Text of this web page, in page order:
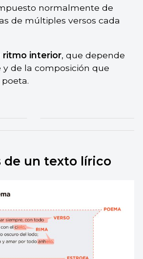
normalmente de
de múltiples versos cada
ritmo interior, que depende
de la composición que
de un texto lírico